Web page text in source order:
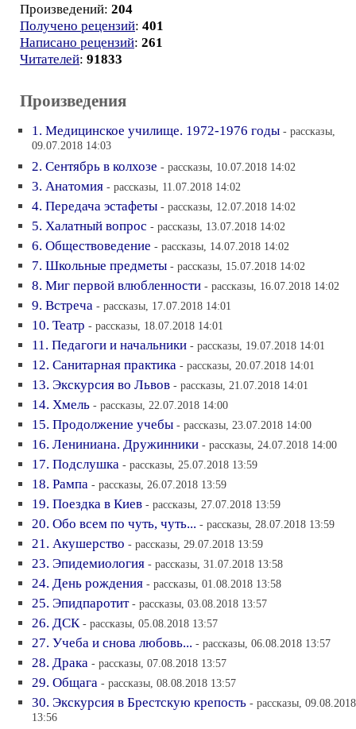
Произведений: 204
Получено рецензий: 401
Написано рецензий: 261
Читателей: 91833
Произведения
1. Медицинское училище. 1972-1976 годы - рассказы,
09.07.2018 14:03
2. Сентябрь в колхозе - рассказы, 10.07.2018 14:02
3. Анатомия - рассказы, 11.07.2018 14:02
4. Передача эстафеты - рассказы, 12.07.2018 14:02
5. Халатный вопрос - рассказы, 13.07.2018 14:02
6. Обществоведение - рассказы, 14.07.2018 14:02
7. Школьные предметы - рассказы, 15.07.2018 14:02
8. Миг первой влюбленности - рассказы, 16.07.2018 14:02
9. Встреча - рассказы, 17.07.2018 14:01
10. Театр - рассказы, 18.07.2018 14:01
11. Педагоги и начальники - рассказы, 19.07.2018 14:01
12. Санитарная практика - рассказы, 20.07.2018 14:01
13. Экскурсия во Львов - рассказы, 21.07.2018 14:01
14. Хмель - рассказы, 22.07.2018 14:00
15. Продолжение учебы - рассказы, 23.07.2018 14:00
16. Лениниана. Дружинники - рассказы, 24.07.2018 14:00
17. Подслушка - рассказы, 25.07.2018 13:59
18. Рампа - рассказы, 26.07.2018 13:59
19. Поездка в Киев - рассказы, 27.07.2018 13:59
20. Обо всем по чуть, чуть... - рассказы, 28.07.2018 13:59
21. Акушерство - рассказы, 29.07.2018 13:59
23. Эпидемиология - рассказы, 31.07.2018 13:58
24. День рождения - рассказы, 01.08.2018 13:58
25. Эпидпаротит - рассказы, 03.08.2018 13:57
26. ДСК - рассказы, 05.08.2018 13:57
27. Учеба и снова любовь... - рассказы, 06.08.2018 13:57
28. Драка - рассказы, 07.08.2018 13:57
29. Общага - рассказы, 08.08.2018 13:57
30. Экскурсия в Брестскую крепость - рассказы, 09.08.2018
13:56